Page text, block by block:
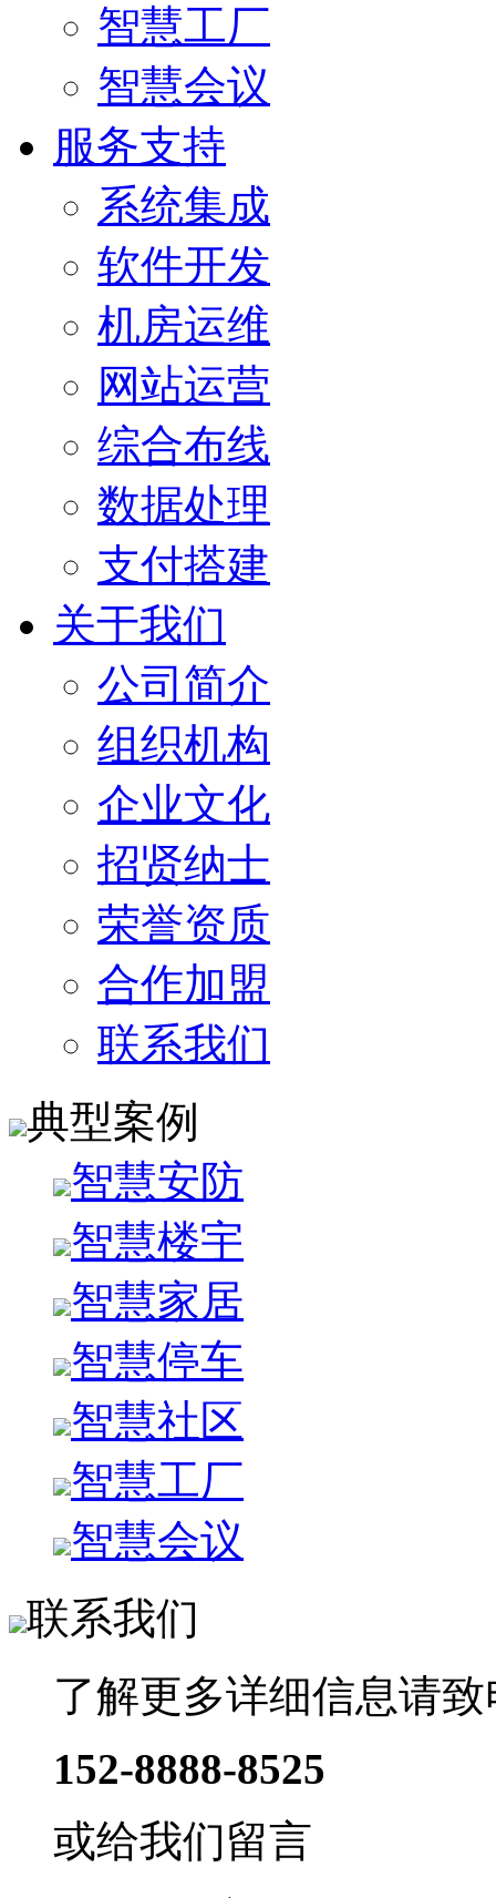
智慧工厂
智慧会议
服务支持
系统集成
软件开发
机房运维
网站运营
综合布线
数据处理
支付搭建
关于我们
公司简介
组织机构
企业文化
招贤纳士
荣誉资质
合作加盟
联系我们
典型案例
智慧安防
智慧楼宇
智慧家居
智慧停车
智慧社区
智慧工厂
智慧会议
联系我们
了解更多详细信息请致
152-8888-8525
或给我们留言